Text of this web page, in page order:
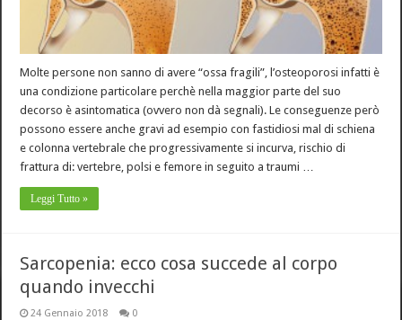
Molte persone non sanno di avere “ossa fragili”, l’osteoporosi infatti è
una condizione particolare perchè nella maggior parte del suo
decorso è asintomatica (ovvero non dà segnali). Le conseguenze però
possono essere anche gravi ad esempio con fastidiosi mal di schiena
e colonna vertebrale che progressivamente si incurva, rischio di
frattura di: vertebre, polsi e femore in seguito a traumi …
Leggi Tutto »
Sarcopenia: ecco cosa succede al corpo
quando invecchi
24 Gennaio 2018 0